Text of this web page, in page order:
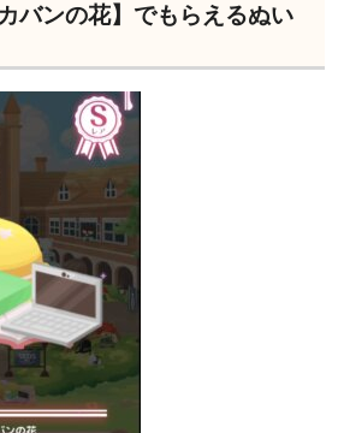
バンの花】でもらえるぬい